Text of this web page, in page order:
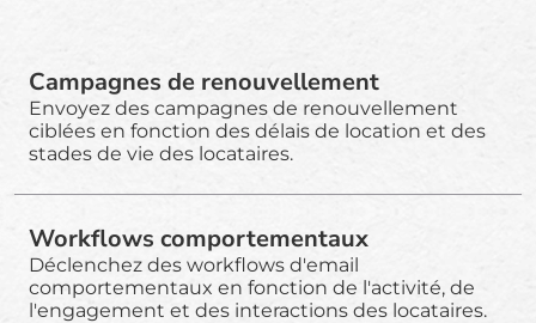
Campagnes de renouvellement
Envoyez des campagnes de renouvellement
ciblées en fonction des délais de location et des
stades de vie des locataires.
Workflows comportementaux
Déclenchez des workflows d'email
comportementaux en fonction de l'activité, de
l'engagement et des interactions des locataires.